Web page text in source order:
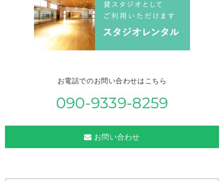
お電話でのお問い合わせはこちら
090-9339-8259
お問い合わせ